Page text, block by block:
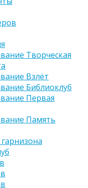
Творческая
Взлёт
Библиоклуб
Первая
Память